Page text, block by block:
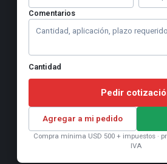
Comentarios
Cantidad
Pedir
Agregar a mi pedido
Compra mínima USD 500 + impuestos ·
IVA